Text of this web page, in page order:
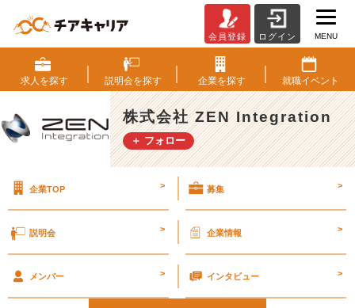
ロ
グ
ラ
ム
と
料
通
2
会員登録 ログイン MENU
求人を探す 説明会を探す 企業を探す 就職イベント
株式会社 ZEN Integration
＋ フォロー
企業TOP > 募集 >
説明会 > 企業情報 >
メンバー > インタビュー >